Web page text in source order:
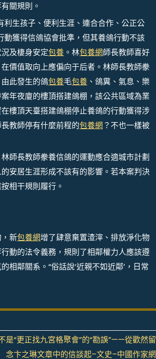
關規則。
生孩子、便利生涯、連合合作、公正公
動獲得信鴿協會批準，但其養鴿行動不該
及棲身安定包養 。林包養網師長教師喜好
價值取向上應偏向于后者。林師長教師豢
此發生的鴿包養毛包養 、鴿糞、氣息、樂
年夜廈的樓頂搭建鴿棚，該公共區域為業
樓頂天臺搭建鴿棚停止養鴿的行動獲得涉
教師停有什麼前程的包養網 ？不也一樣被
師長教師豢養信鴿的運動應合適城市計劃
安居生涯形成不該有的影響。若本案判決
相干規則履行。
新包養網增了肆意棄置渣滓、排放淨化物
動的法令義務，規則了相鄰權力人應該遵
相鄰關系。“俗話說‘近親不如近鄰’，日常
是“更正找九宮格聚會”的“勘誤”——從歡然留
念卞之琳文章中的信談起–文史–中國作家網